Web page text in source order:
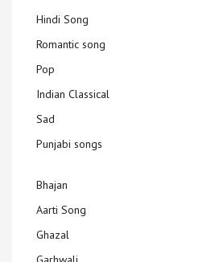
Hindi Song
Romantic song
Pop
Indian Classical
Sad
Punjabi songs
Bhajan
Aarti Song
Ghazal